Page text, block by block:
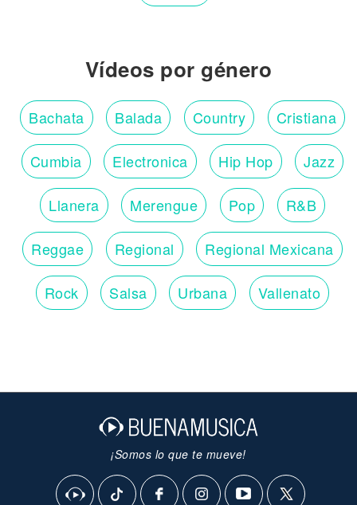
Vídeos por género
Bachata Balada Country Cristiana
Cumbia Electronica Hip Hop Jazz
Llanera Merengue Pop R&B
Reggae Regional Regional Mexicana
Rock Salsa Urbana Vallenato
¡Somos lo que te mueve!